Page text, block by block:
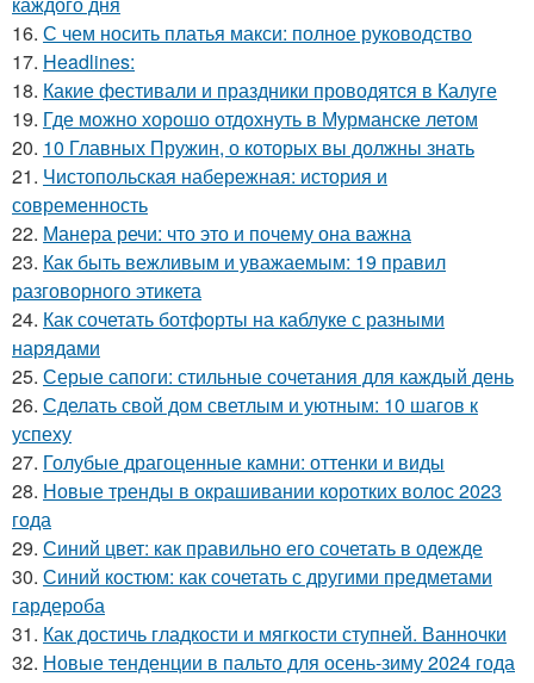
16. С чем носить платья макси: полное руководство
17. Headlines:
18. Какие фестивали и праздники проводятся в Калуге
19. Где можно хорошо отдохнуть в Мурманске летом
20. 10 Главных Пружин, о которых вы должны знать
21. Чистопольская набережная: история и
современность
22. Манера речи: что это и почему она важна
23. Как быть вежливым и уважаемым: 19 правил
разговорного этикета
24. Как сочетать ботфорты на каблуке с разными
нарядами
25. Серые сапоги: стильные сочетания для каждый день
26. Сделать свой дом светлым и уютным: 10 шагов к
успеху
27. Голубые драгоценные камни: оттенки и виды
28. Новые тренды в окрашивании коротких волос 2023
года
29. Синий цвет: как правильно его сочетать в одежде
30. Синий костюм: как сочетать с другими предметами
гардероба
31. Как достичь гладкости и мягкости ступней. Ванночки
32. Новые тенденции в пальто для осень-зиму 2024 года